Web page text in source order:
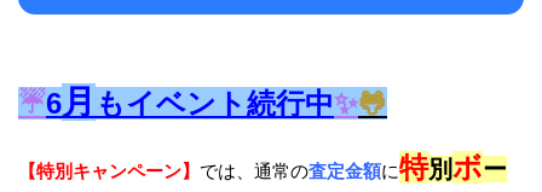
☔6月 もイベント続行中✨🐸
【特別キャンペーン】 では、通常の査定金額に特別ボー